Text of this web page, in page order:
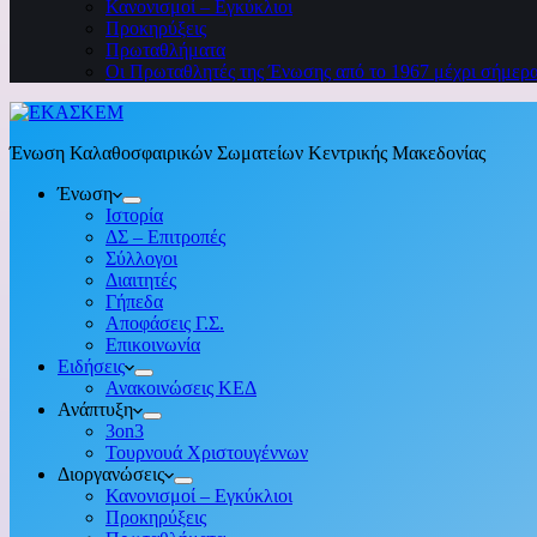
Κανονισμοί – Εγκύκλιοι
Προκηρύξεις
Πρωταθλήματα
Οι Πρωταθλητές της Ένωσης από το 1967 μέχρι
Ένωση Καλαθοσφαιρικών Σωματείων Κεντρικής Μακεδονίας
Ένωση
Ιστορία
ΔΣ – Επιτροπές
Σύλλογοι
Διαιτητές
Γήπεδα
Αποφάσεις Γ.Σ.
Επικοινωνία
Ειδήσεις
Ανακοινώσεις ΚΕΔ
Ανάπτυξη
3on3
Τουρνουά Χριστουγέννων
Διοργανώσεις
Κανονισμοί – Εγκύκλιοι
Προκηρύξεις